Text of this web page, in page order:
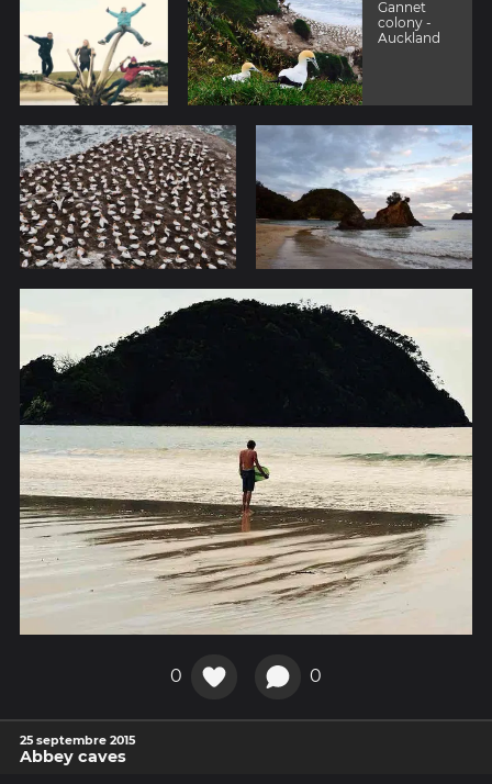
Gannet
colony -
Auckland
0 0
25 septembre 2015
Abbey caves